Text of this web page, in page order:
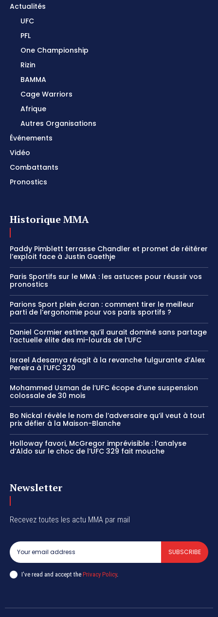
Actualités
UFC
PFL
One Championship
Rizin
BAMMA
Cage Warriors
Afrique
Autres Organisations
Événements
Vidéo
Combattants
Pronostics
Historique MMA
Paddy Pimblett terrasse Chandler et promet de réitérer
l’exploit face à Justin Gaethje
Paris Sportifs sur le MMA : les astuces pour réussir vos
pronostics
Parions Sport plein écran : comment tirer le meilleur
parti de l’ergonomie pour vos paris sportifs ?
Daniel Cormier estime qu’il aurait dominé sans partage
l’actuelle élite des mi-lourds de l’UFC
Israel Adesanya réagit à la revanche fulgurante d’Alex
Pereira à l’UFC 320
Mohammed Usman de l’UFC écope d’une suspension
colossale de 30 mois
Bo Nickal révèle le nom de l’adversaire qu’il veut à tout
prix défier à la Maison-Blanche
Holloway favori, McGregor imprévisible : l’analyse
d’Aldo sur le choc de l’UFC 329 fait mouche
Newsletter
Recevez toutes les actu MMA par mail
SUBSCRIBE
I've read and accept the Privacy Policy.